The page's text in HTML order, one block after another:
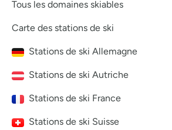
Tous les domaines skiables
Carte des stations de ski
Stations de ski Allemagne
Stations de ski Autriche
Stations de ski France
Stations de ski Suisse